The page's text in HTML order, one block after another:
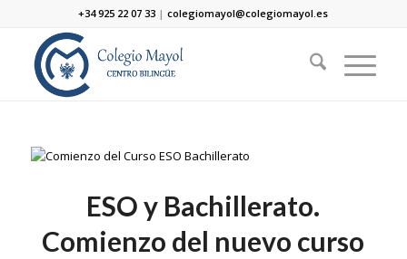
+34 925 22 07 33 |colegiomayol@colegiomayol.es
ESO y Bachillerato.
Comienzo del nuevo curso